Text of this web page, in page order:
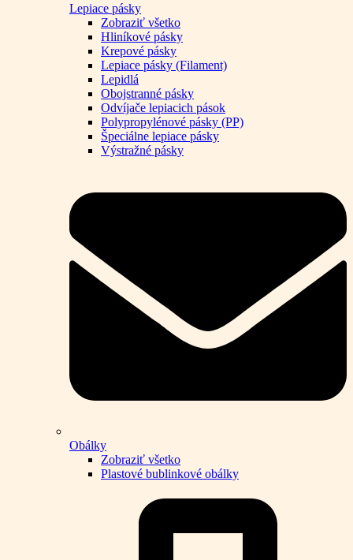
Lepiace pásky
Zobraziť všetko
Hliníkové pásky
Krepové pásky
Lepiace pásky (Filament)
Lepidlá
Obojstranné pásky
Odvíjače lepiacich pások
Polypropylénové pásky (PP)
Špeciálne lepiace pásky
Výstražné pásky
Obálky
Zobraziť všetko
Plastové bublinkové obálky